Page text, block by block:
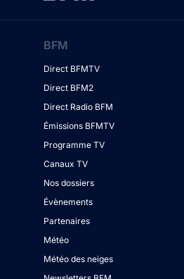
BFM
Direct BFMTV
Direct BFM2
Direct Radio BFM
Émissions BFMTV
Programme TV
Canaux TV
Nos dossiers
Évènements
Partenaires
Météo
Météo des neiges